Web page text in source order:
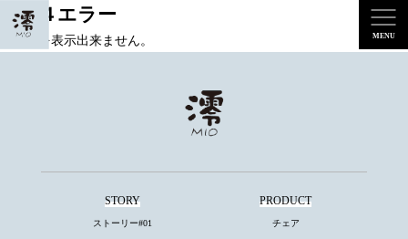
４０４エラー
ページを表示出来ません。
STORY
ストーリー#01
PRODUCT
チェア